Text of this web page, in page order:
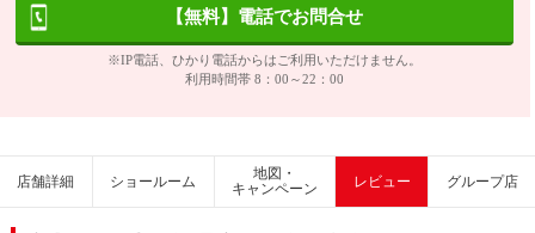
【無料】電話でお問合せ
※IP電話、ひかり電話からはご利用いただけません。
利用時間帯 8：00～22：00
店舗詳細 ショールーム
地図・
キャンペーン
レビュー グループ店